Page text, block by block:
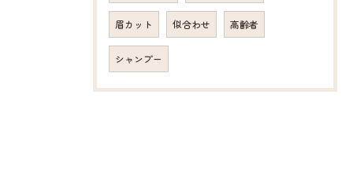
眉カット 似合わせ 高齢者
シャンプー